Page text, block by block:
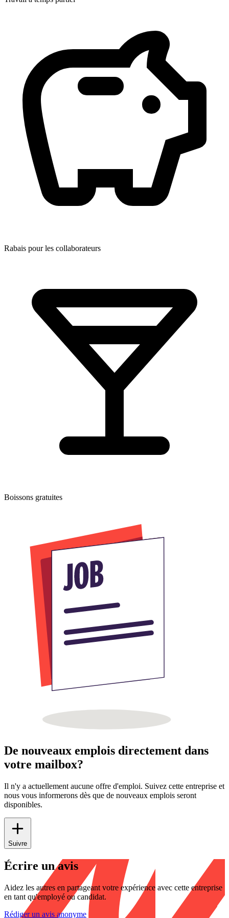
Rabais pour les collaborateurs
Boissons gratuites
De nouveaux emplois directement dans
votre mailbox?
Il n'y a actuellement aucune offre d'emploi. Suivez cette entreprise et
nous vous informerons dès que de nouveaux emplois seront
disponibles.
Suivre
Écrire un avis
Aidez les autres en partageant votre expérience avec cette entreprise
en tant qu'employé ou candidat.
Rédiger un avis anonyme